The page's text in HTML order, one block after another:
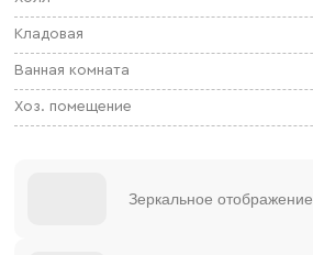
Кладовая
Ванная комната
Хоз. помещение
Зеркальное отображение